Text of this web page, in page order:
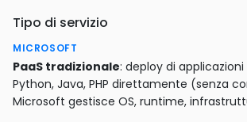
Tipo di servizio
MICROSOFT
PaaS tradizionale: deploy di applicazioni
Python, Java, PHP direttamente (senza
Microsoft gestisce OS, runtime,